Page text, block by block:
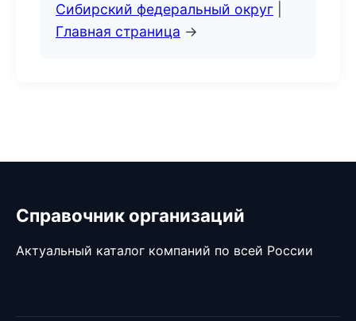
Сибирский федеральный округ
Главная страница →
Справочник организаций
Актуальный каталог компаний по всей России